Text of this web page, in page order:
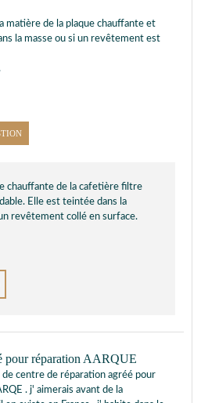
matière de la plaque chauffante et
la masse ou si un revêtement est
chauffante de la cafetière filtre
Elle est teintée dans la
revêtement collé en surface.
pour réparation AARQUE
de centre de réparation agréé pour
. j' aimerais avant de la